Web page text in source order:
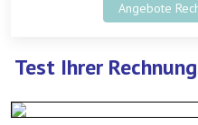
Angebote
Test Ihrer